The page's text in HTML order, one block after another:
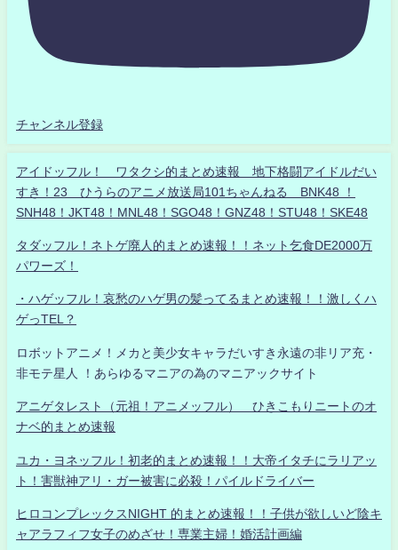
チャンネル登録
アイドッフル！ ワタクシ的まとめ速報 地下格闘アイドルだい
すき！23 ひうらのアニメ放送局101ちゃんねる BNK48 ！
SNH48！JKT48！MNL48！SGO48！GNZ48！STU48！SKE48
タダッフル！ネトゲ廃人的まとめ速報！！ネット乞食DE2000万
パワーズ！
・ハゲッフル！哀愁のハゲ男の髪ってるまとめ速報！！激しくハ
ゲっTEL？
ロボットアニメ！メカと美少女キャラだいすき永遠の非リア充・
非モテ星人 ！あらゆるマニアの為のマニアックサイト
アニゲタレスト（元祖！アニメッフル） ひきこもりニートのオ
ナベ的まとめ速報
ユカ・ヨネッフル！初老的まとめ速報！！大帝イタチにラリアッ
ト！害獣神アリ・ガー被害に必殺！パイルドライバー
ヒロコンプレックスNIGHT 的まとめ速報！！子供が欲しいど陰キ
ャアラフィフ女子のめざせ！専業主婦！婚活計画編